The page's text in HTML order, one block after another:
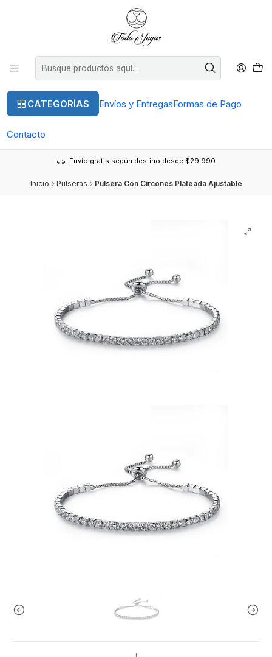
CATEGORÍAS Envíos y EntregasFormas de Pago
Contacto
Envío gratis según destino desde $29.990
Inicio Pulseras Pulsera Con Circones Plateada Ajustable